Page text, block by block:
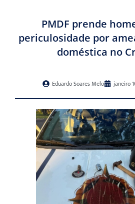
PMDF prende
periculosidade por
doméstica no
Eduardo Soares Melo janeiro